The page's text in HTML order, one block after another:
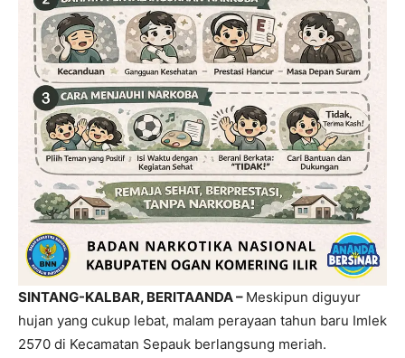
SINTANG-KALBAR, BERITAANDA – Meskipun diguyur
hujan yang cukup lebat, malam perayaan tahun baru Imlek
2570 di Kecamatan Sepauk berlangsung meriah.